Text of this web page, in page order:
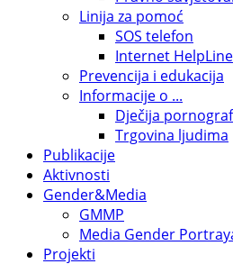
Linija za pomoć
SOS telefon
Internet HelpLine
Prevencija i edukacija
Informacije o ...
Dječija
Trgovina ljudima
Publikacije
Aktivnosti
Gender&Media
GMMP
Media Gender
Projekti